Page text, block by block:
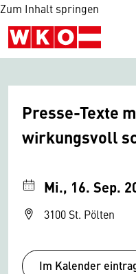
Zum Inhalt springen
Presse-Texte
wirkungsvoll
Mi., 16. Sep.
3100 St. Pölten
Im Kalender